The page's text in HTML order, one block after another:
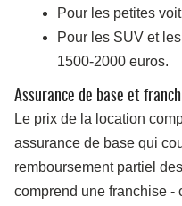
Pour les petites
Pour les SUV et
1500-2000 euros.
Assurance de base et
Le prix de la location
assurance de base qui
remboursement partiel
comprend une franchise -